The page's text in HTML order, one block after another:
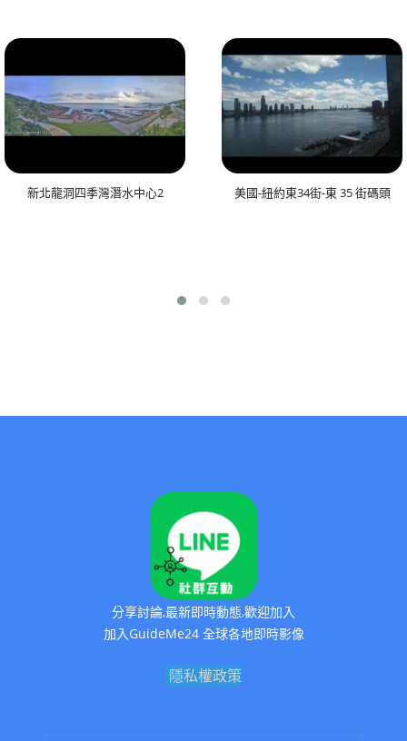
新北龍洞四季灣潛水中心2 美國-紐約東34街-東 35 街碼頭
分享討論,最新即時動態,歡迎加入
加入GuideMe24 全球各地即時影像
隱私權政策